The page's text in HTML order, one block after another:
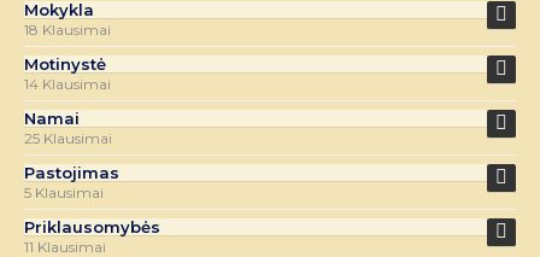
Mokykla
18 Klausimai
Motinystė
14 Klausimai
Namai
25 Klausimai
Pastojimas
5 Klausimai
Priklausomybės
11 Klausimai